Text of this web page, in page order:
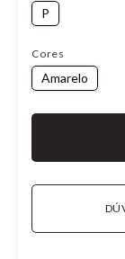
P
Cores
Amarelo